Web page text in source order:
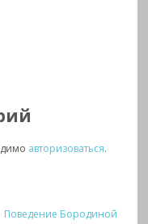
авторизоваться.
Поведение Бородиной